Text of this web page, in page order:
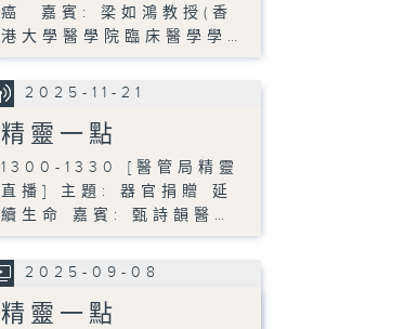
癌 嘉賓: 梁如鴻教授(香
港大學醫學院臨床醫學學…
2025-11-21
精靈一點
1300-1330 [醫管局精靈
直播] 主題: 器官捐贈 延
續生命 嘉賓: 甄詩韻醫…
2025-09-08
精靈一點